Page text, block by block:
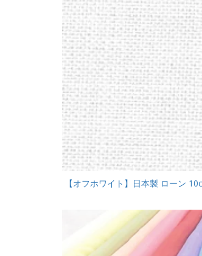
【オフホワイト】日本製 ローン